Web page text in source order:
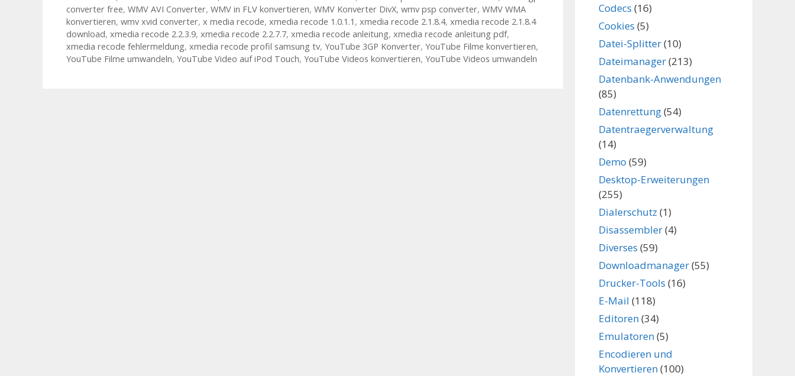
converter free, WMV AVI Converter, WMV in FLV konvertieren, WMV Konverter DivX, wmv psp converter, WMV WMA
konvertieren, wmv xvid converter, x media recode, xmedia recode 1.0.1.1 , xmedia recode 2.1.8.4, xmedia recode 2.1.8.4
download, xmedia recode 2.2.3.9, xmedia recode 2.2.7.7, xmedia recode anleitung, xmedia recode anleitung pdf,
xmedia recode fehlermeldung, xmedia recode profil samsung tv, YouTube 3GP Konverter, YouTube Filme konvertieren,
YouTube Filme umwandeln, YouTube Video auf iPod Touch, YouTube Videos konvertieren, YouTube Videos umwandeln
Codecs (16)
Cookies (5)
Datei-Splitter(10)
Dateimanager(213)
Datenbank-Anwendungen
(85)
Datenrettung(54)
Datentraegerverwaltung
(14)
Demo (59)
Desktop-Erweiterungen
(255)
Dialerschutz (1)
Disassembler(4)
Diverses (59)
Downloadmanager(55)
Drucker-Tools (16)
E-Mail (118)
Editoren(34)
Emulatoren(5)
Encodieren und
Konvertieren(100)